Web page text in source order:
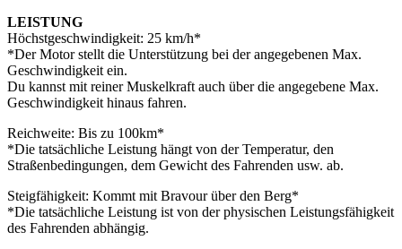
LEISTUNG
Höchstgeschwindigkeit: 25 km/h*
*Der Motor stellt die Unterstützung bei der angegebenen Max.
Geschwindigkeit ein.
Du kannst mit reiner Muskelkraft auch über die angegebene Max.
Geschwindigkeit hinaus fahren.
Reichweite: Bis zu 100km*
*Die tatsächliche Leistung hängt von der Temperatur, den
Straßenbedingungen, dem Gewicht des Fahrenden usw. ab.
Steigfähigkeit: Kommt mit Bravour über den Berg*
*Die tatsächliche Leistung ist von der physischen Leistungsfähigkeit
des Fahrenden abhängig.